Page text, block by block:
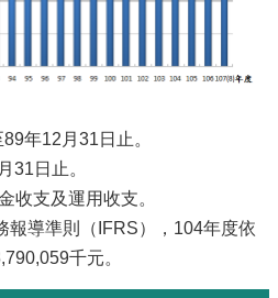
年12月31日止。
31日止。
收支及運用收支。
報導準則（IFRS），104年度依
千元。